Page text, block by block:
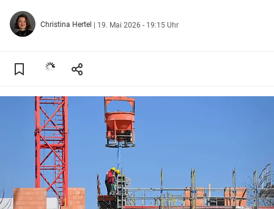
Christina Hertel | 19. Mai 2026 - 19:15 Uhr